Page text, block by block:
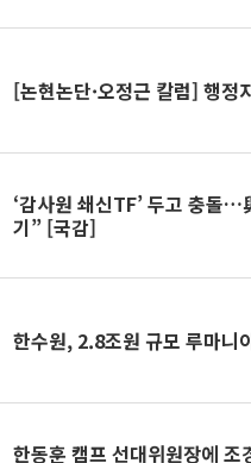
[논현논단·오정근 칼럼] 행정
‘감사원 쇄신TF’ 두고 충돌
기” [국감]
한수원, 2.8조원 규모 루마니
한동훈 캠프 선대위원장에